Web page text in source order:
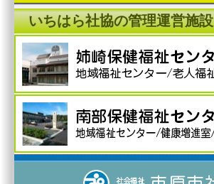
いちはら社協の管理運営施設